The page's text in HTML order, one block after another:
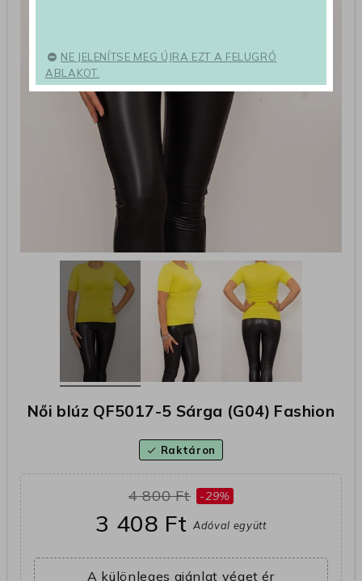
Női blúz QF5017-5 Sárga (G04) Fashion
check Raktáron
4 800 Ft -29%
3 408 FtAdóval együtt
A különleges ajánlat véget ér
NE JELENÍTSE MEG ÚJRA EZT A FELUGRÓ
ABLAKOT.